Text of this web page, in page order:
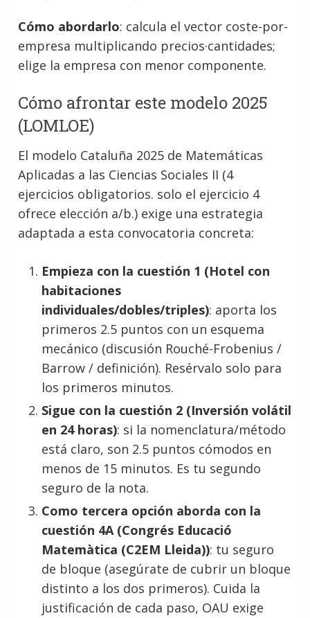
Cómo abordarlo: calcula el vector coste-por-
empresa multiplicando precios·cantidades;
elige la empresa con menor componente.
Cómo afrontar este modelo 2025
(LOMLOE)
El modelo Cataluña 2025 de Matemáticas
Aplicadas a las Ciencias Sociales II (4
ejercicios obligatorios. solo el ejercicio 4
ofrece elección a/b.) exige una estrategia
adaptada a esta convocatoria concreta:
Empieza con la cuestión 1 (Hotel con
habitaciones
individuales/dobles/triples): aporta los
primeros 2.5 puntos con un esquema
mecánico (discusión Rouché-Frobenius /
Barrow / definición). Resérvalo solo para
los primeros minutos.
Sigue con la cuestión 2 (Inversión volátil
en 24 horas): si la nomenclatura/método
está claro, son 2.5 puntos cómodos en
menos de 15 minutos. Es tu segundo
seguro de la nota.
Como tercera opción aborda con la
cuestión 4A (Congrés Educació
Matemàtica (C2EM Lleida)): tu seguro
de bloque (asegúrate de cubrir un bloque
distinto a los dos primeros). Cuida la
justificación de cada paso, OAU exige